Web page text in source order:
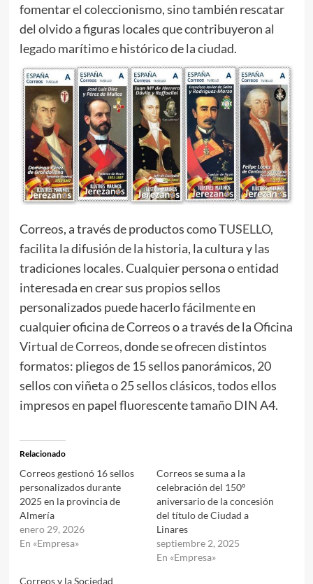
fomentar el coleccionismo, sino también rescatar
del olvido a figuras locales que contribuyeron al
legado marítimo e histórico de la ciudad.
Correos, a través de productos comoTUSELLO,
facilita la difusión de la historia, la cultura y las
tradiciones locales. Cualquier persona o entidad
interesada en crear sus propios sellos
personalizados puede hacerlo fácilmente en
cualquier oficina de Correos o a través de laOficina
Virtual de Correos, donde se ofrecen distintos
formatos: pliegos de 15 sellos panorámicos, 20
sellos con viñeta o 25 sellos clásicos, todos ellos
impresos en papel fluorescente tamaño DIN A4.
Relacionado
Correos gestionó 16 sellos
personalizados durante
2025 en la provincia de
Almería
enero 29, 2026
En «Empresa»
Correos se suma a la
celebración del 150º
aniversario de la concesión
del título de Ciudad a
Linares
septiembre 2, 2025
En «Empresa»
Correos y la Sociedad